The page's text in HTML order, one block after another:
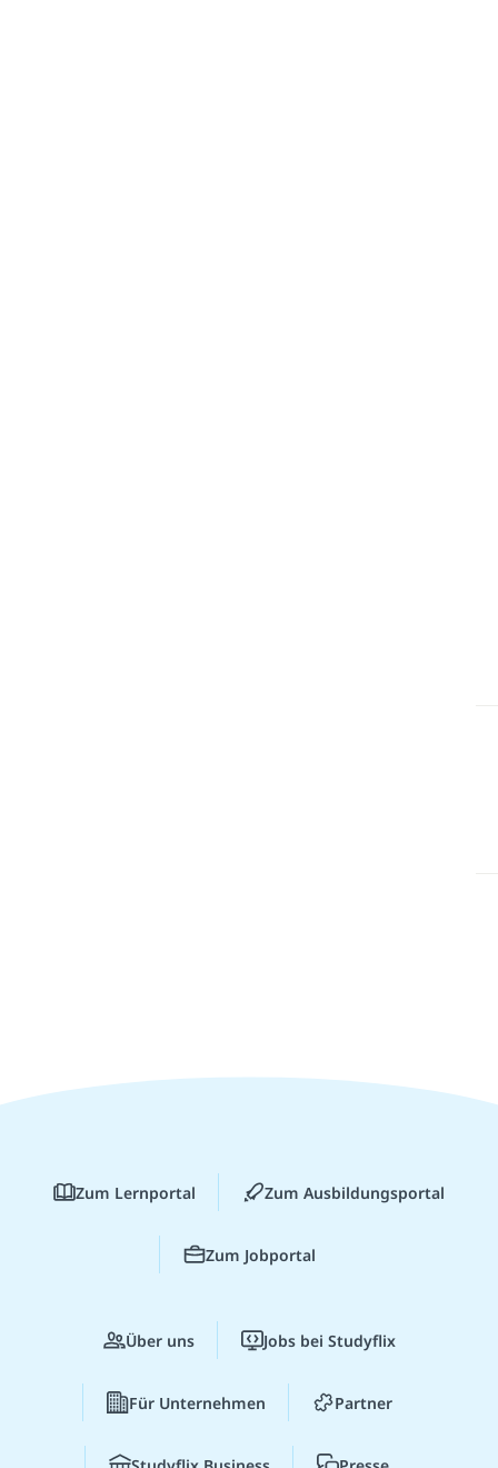
Zum Lernportal Zum Ausbildungsportal
Zum Jobportal
Über uns Jobs bei Studyflix
Für Unternehmen Partner